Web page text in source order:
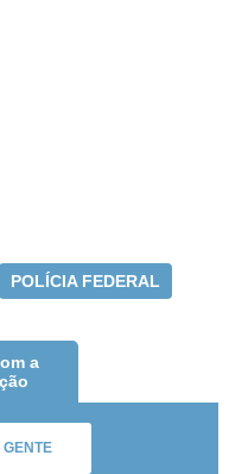
POLÍCIA FEDERAL
a
GENTE